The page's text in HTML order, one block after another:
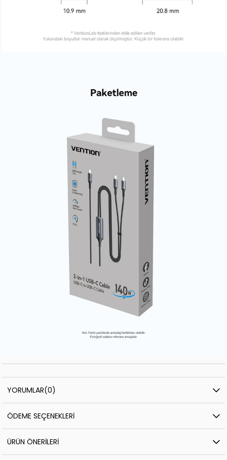
YORUMLAR(0)
ÖDEME SEÇENEKLERI
ÜRÜN ÖNERILERI